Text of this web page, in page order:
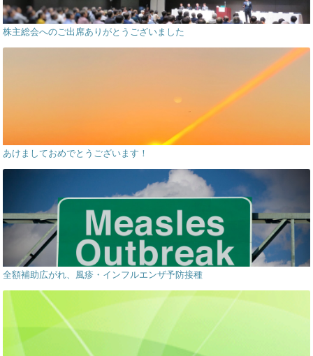
株主総会へのご出席ありがとうございました
あけましておめでとうございます！
全額補助広がれ、風疹・インフルエンザ予防接種